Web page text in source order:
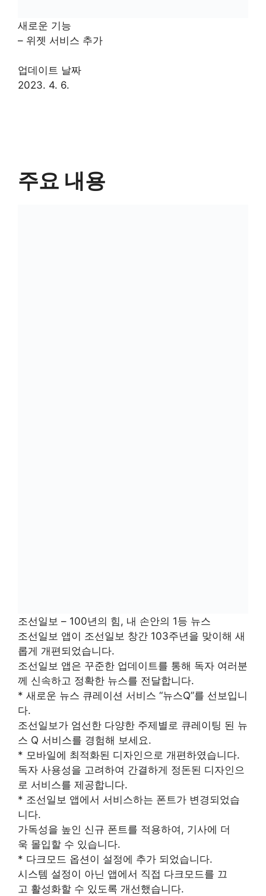
새로운 기능
– 위젯 서비스 추가
업데이트 날짜
2023. 4. 6.
주요 내용
조선일보 – 100년의 힘, 내 손안의 1등 뉴스
조선일보 앱이 조선일보 창간 103주년을 맞이해 새
롭게 개편되었습니다.
조선일보 앱은 꾸준한 업데이트를 통해 독자 여러분
께 신속하고 정확한 뉴스를 전달합니다.
* 새로운 뉴스 큐레이션 서비스 “뉴스Q”를 선보입니
다.
조선일보가 엄선한 다양한 주제별로 큐레이팅 된 뉴
스 Q 서비스를 경험해 보세요.
* 모바일에 최적화된 디자인으로 개편하였습니다.
독자 사용성을 고려하여 간결하게 정돈된 디자인으
로 서비스를 제공합니다.
* 조선일보 앱에서 서비스하는 폰트가 변경되었습
니다.
가독성을 높인 신규 폰트를 적용하여, 기사에 더
욱 몰입할 수 있습니다.
* 다크모드 옵션이 설정에 추가 되었습니다.
시스템 설정이 아닌 앱에서 직접 다크모드를 끄
고 활성화할 수 있도록 개선했습니다.